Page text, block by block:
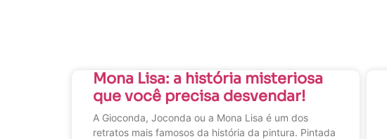
Mona Lisa: a história misteriosa
que você precisa desvendar!
A Gioconda, Joconda ou a Mona Lisa é um dos
retratos mais famosos da história da pintura. Pintada